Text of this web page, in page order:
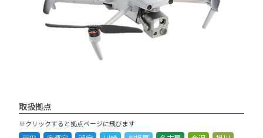
取扱拠点
※クリックすると拠点ページに飛びます